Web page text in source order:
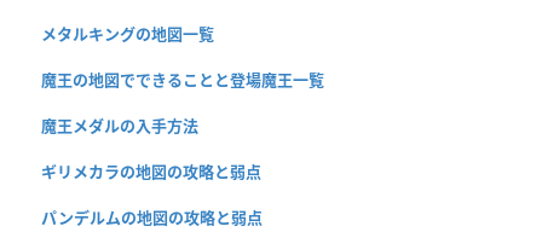
メタルキングの地図一覧
魔王の地図でできることと登場魔王一覧
魔王メダルの入手方法
ギリメカラの地図の攻略と弱点
パンデルムの地図の攻略と弱点